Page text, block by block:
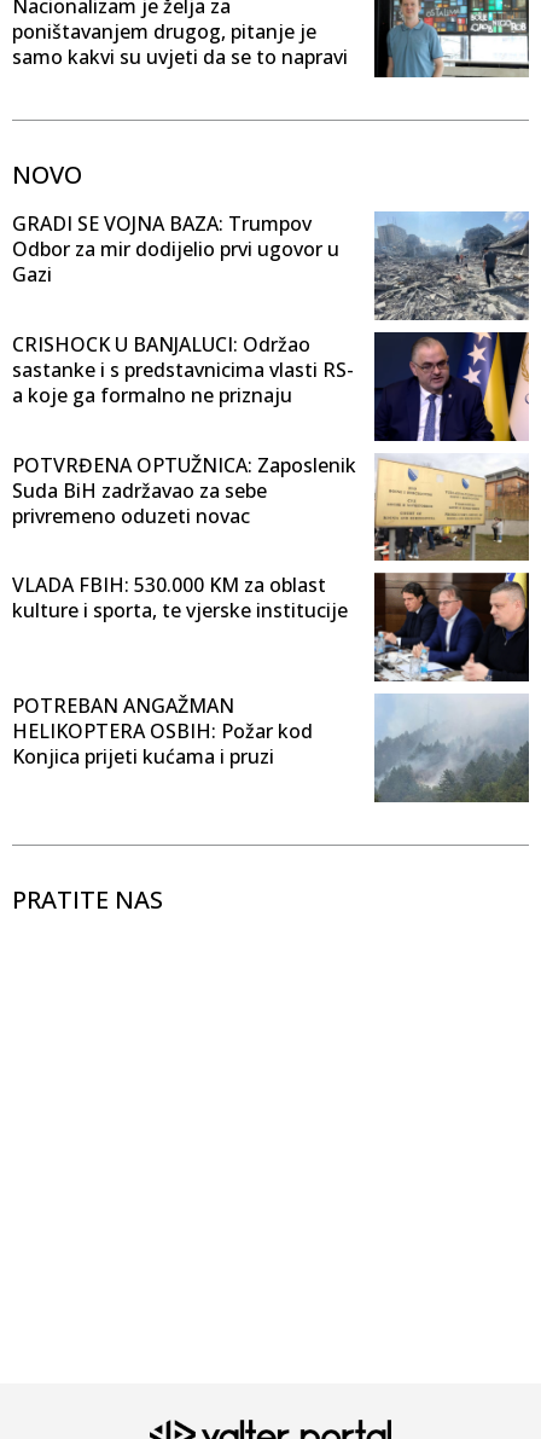
Nacionalizam je želja za
poništavanjem drugog, pitanje je
samo kakvi su uvjeti da se to napravi
NOVO
GRADI SE VOJNA BAZA: Trumpov
Odbor za mir dodijelio prvi ugovor u
Gazi
CRISHOCK U BANJALUCI: Održao
sastanke i s predstavnicima vlasti RS-
a koje ga formalno ne priznaju
POTVRĐENA OPTUŽNICA: Zaposlenik
Suda BiH zadržavao za sebe
privremeno oduzeti novac
VLADA FBIH: 530.000 KM za oblast
kulture i sporta, te vjerske institucije
POTREBAN ANGAŽMAN
HELIKOPTERA OSBIH: Požar kod
Konjica prijeti kućama i pruzi
PRATITE NAS